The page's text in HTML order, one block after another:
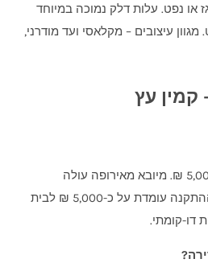
או נפט. עלות דלק נמוכה במיוחד
מגוון עיצובים – מקלאסי ועד מודרני,
קמין עץ
ייצור מקומי עולה 1,500–5,000 ₪. מיובא מאירופה עולה
5,000–20,000 ₪. עלות ההתקנה עומדת על כ-5,000 ₪ לבית